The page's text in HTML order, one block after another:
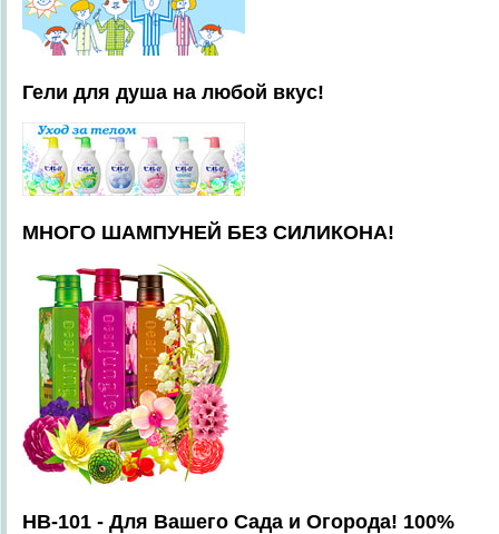
Гели для душа на любой вкус!
МНОГО ШАМПУНЕЙ БЕЗ СИЛИКОНА!
HB-101 - Для Вашего Сада и Огорода! 100%